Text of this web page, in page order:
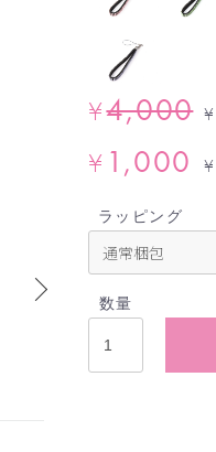
¥4,000
¥ 1,000
¥
¥
ラッピング
数量